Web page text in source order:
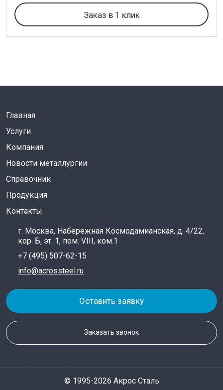
Заказ в 1 клик
Главная
Услуги
Компания
Новости металлургии
Справочник
Продукция
Контакты
г. Москва, Набережная Космодамианская, д. 4/22,
кор. Б, эт. 1, пом. VIII, ком.1
+7 (495) 507-62-15
info@acrossteel.ru
Оставить заявку
Заказать звонок
© 1995-2026 Акрос Сталь